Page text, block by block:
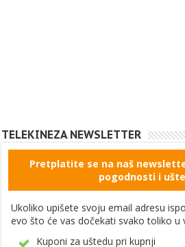
TELEKINEZA NEWSLETTER
Pretplatite se na naš
pogodnosti i
Ukoliko upišete svoju email adresu
evo što će vas dočekati svako toliko u
Kuponi za uštedu pri kupnji